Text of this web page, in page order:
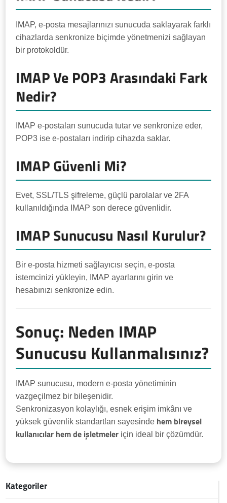
IMAP, e-posta mesajlarınızı sunucuda saklayarak farklı
cihazlarda senkronize biçimde yönetmenizi sağlayan
bir protokoldür.
IMAP Ve POP3 Arasındaki Fark
Nedir?
IMAP e-postaları sunucuda tutar ve senkronize eder,
POP3 ise e-postaları indirip cihazda saklar.
IMAP Güvenli Mi?
Evet, SSL/TLS şifreleme, güçlü parolalar ve 2FA
kullanıldığında IMAP son derece güvenlidir.
IMAP Sunucusu Nasıl Kurulur?
Bir e-posta hizmeti sağlayıcısı seçin, e-posta
istemcinizi yükleyin, IMAP ayarlarını girin ve
hesabınızı senkronize edin.
Sonuç: Neden IMAP
Sunucusu Kullanmalısınız?
IMAP sunucusu, modern e-posta yönetiminin
vazgeçilmez bir bileşenidir.
Senkronizasyon kolaylığı, esnek erişim imkânı ve
yüksek güvenlik standartları sayesinde hem bireysel
kullanıcılar hem de işletmeler için ideal bir çözümdür.
Kategoriler